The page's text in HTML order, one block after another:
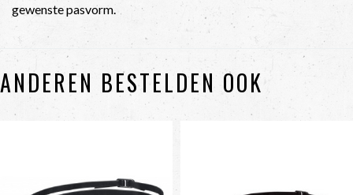
gewenste pasvorm.
ANDEREN BESTELDEN OOK